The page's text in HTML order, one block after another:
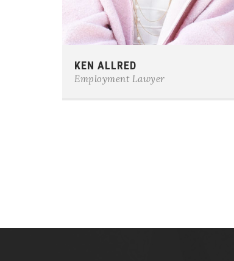
E-mail:team@example.com
KEN ALLRED
Employment Lawyer